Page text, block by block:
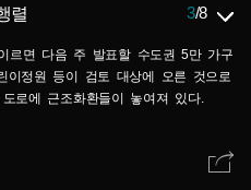
렬 3/8
르면 다음 주 발표할 수도권 5만 가구
정원 등이 검토 대상에 오른 것으로
로에 근조화환들이 놓여져 있다.